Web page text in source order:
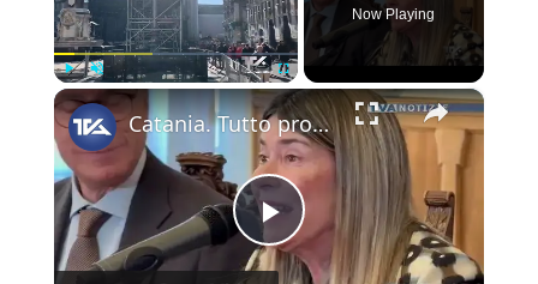
Unmute Fullscreen
Now Playing
×
Play
Catania. Tutto pronto per festeggiare l’ultimo giorno dell’anno con “Capodanno in Musica” in dirett